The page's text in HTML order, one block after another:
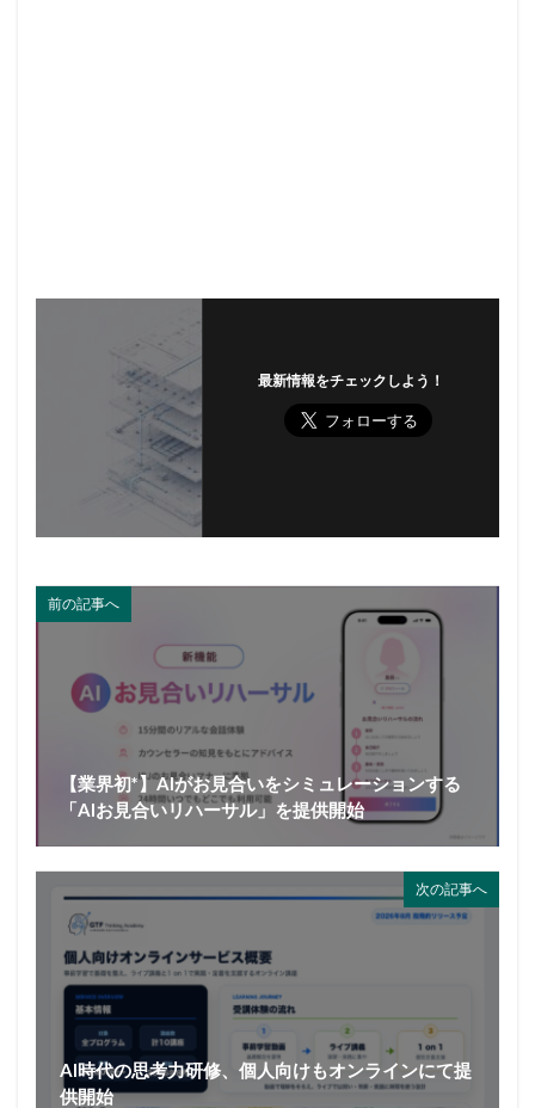
最新情報をチェックしよう！
前の記事へ
【業界初*】AIがお見合いをシミュレーションする
「AIお見合いリハーサル」を提供開始
次の記事へ
AI時代の思考力研修、個人向けもオンラインにて提
供開始